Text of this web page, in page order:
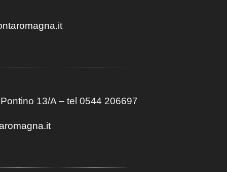
13/A– tel 0544 206697